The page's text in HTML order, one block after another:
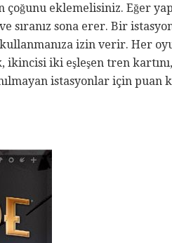
eklemelisiniz. Eğer
sıranız sona erer. Bir
izin verir. Her
iki eşleşen tren
istasyonlar için puan